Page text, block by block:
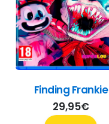
Finding Frankie
29,95€